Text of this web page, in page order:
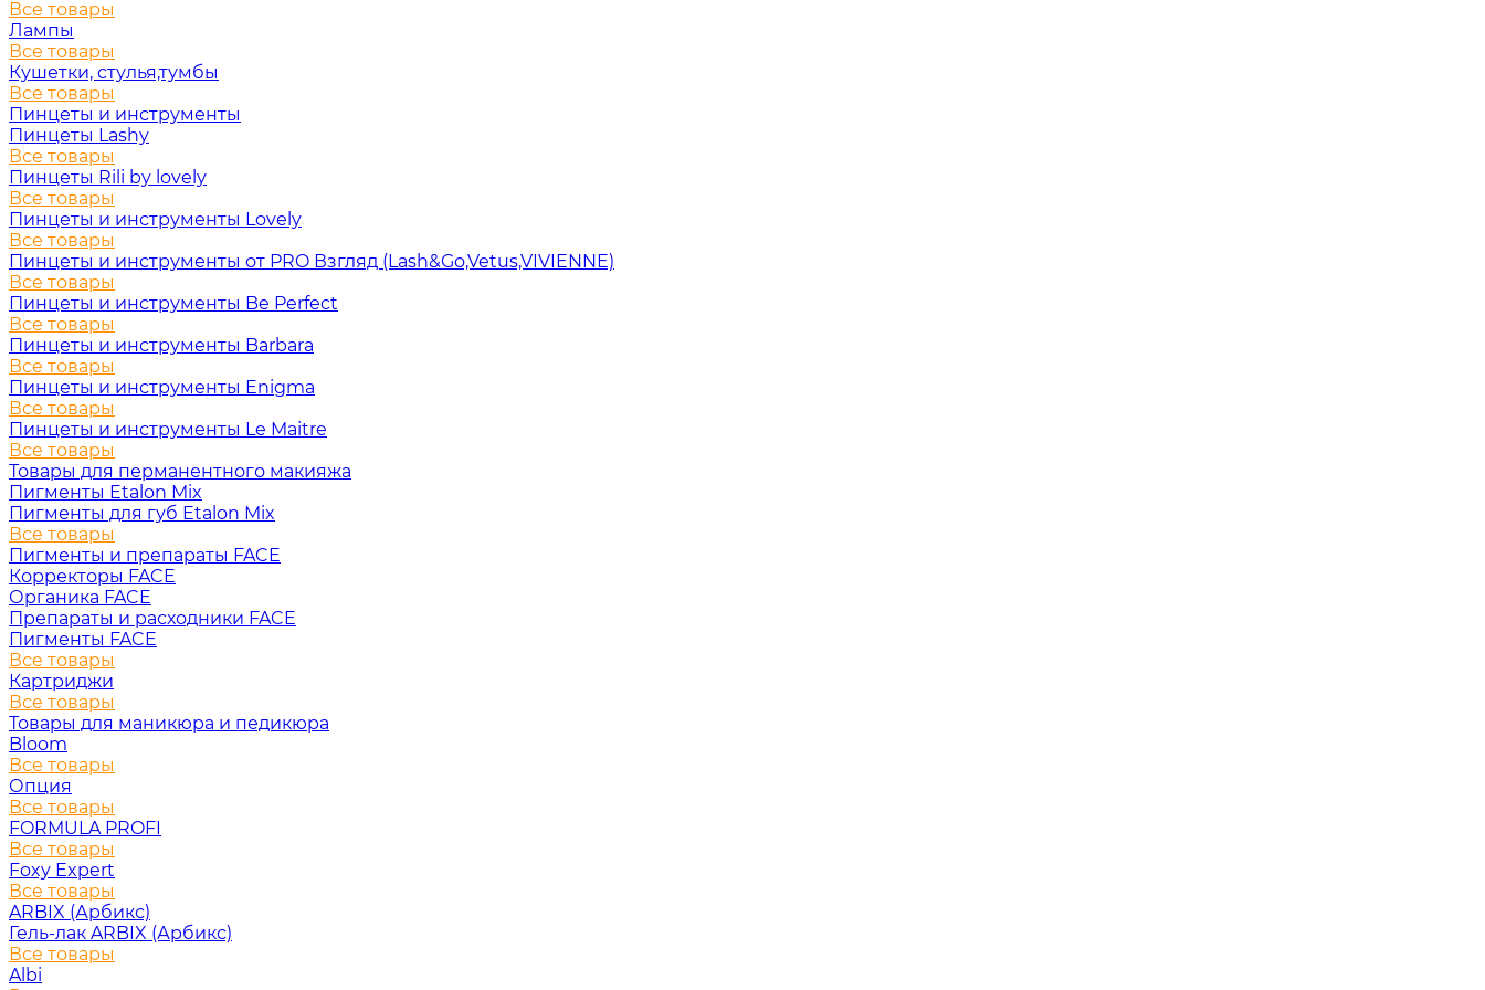
Все товары
Лампы
Все товары
Кушетки, стулья,тумбы
Все товары
Пинцеты и инструменты
Пинцеты Lashy
Все товары
Пинцеты Rili by lovely
Все товары
Пинцеты и инструменты Lovely
Все товары
Пинцеты и инструменты от PRO Взгляд (Lash&Go,Vetus,VIVIENNE)
Все товары
Пинцеты и инструменты Be Perfect
Все товары
Пинцеты и инструменты Barbara
Все товары
Пинцеты и инструменты Enigma
Все товары
Пинцеты и инструменты Le Maitre
Все товары
Товары для перманентного макияжа
Пигменты Etalon Mix
Пигменты для губ Etalon Mix
Все товары
Пигменты и препараты FACE
Корректоры FACE
Органика FACE
Препараты и расходники FACE
Пигменты FACE
Все товары
Картриджи
Все товары
Товары для маникюра и педикюра
Bloom
Все товары
Опция
Все товары
FORMULA PROFI
Все товары
Foxy Expert
Все товары
ARBIX (Арбикс)
Гель-лак ARBIX (Арбикс)
Все товары
Albi